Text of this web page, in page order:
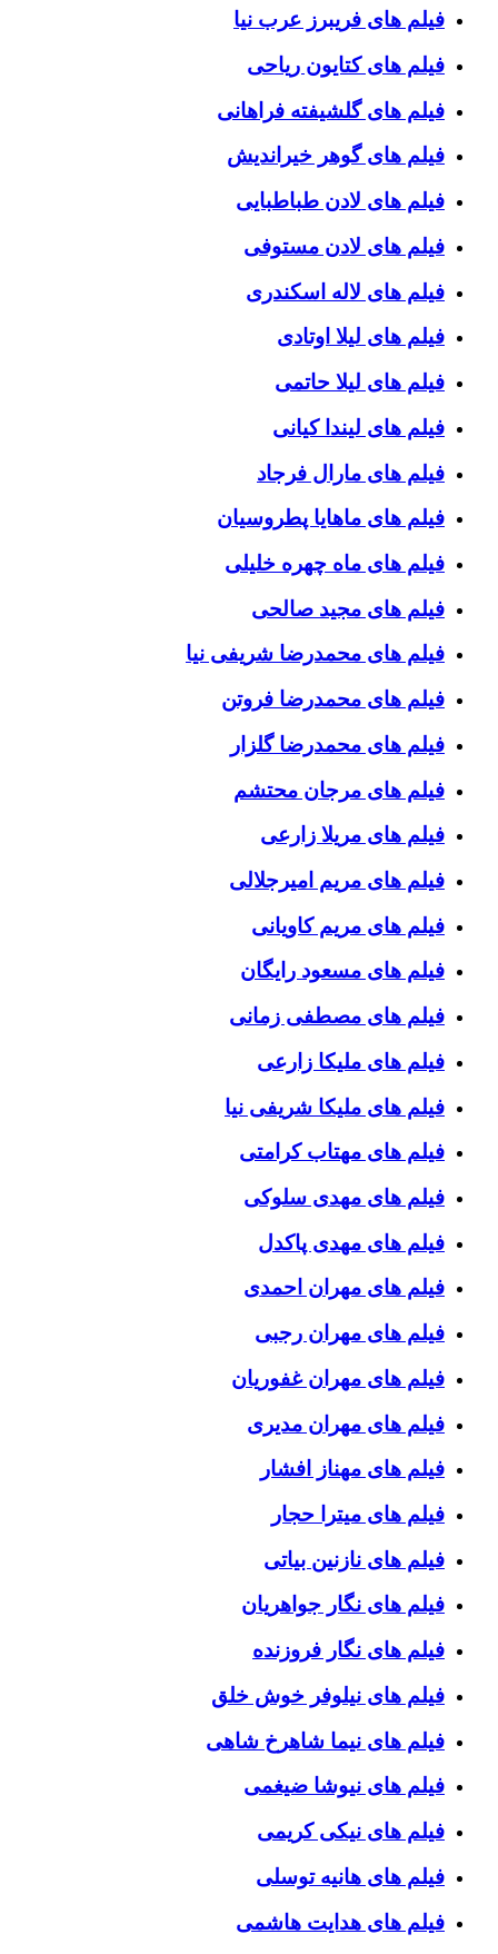
فیلم های فریبرز عرب نیا
فیلم های کتایون ریاحی
فیلم های گلشیفته فراهانی
فیلم های گوهر خیراندیش
فیلم های لادن طباطبایی
فیلم های لادن مستوفی
فیلم های لاله اسکندری
فیلم های لیلا اوتادی
فیلم های لیلا حاتمی
فیلم های لیندا کیانی
فیلم های مارال فرجاد
فیلم های ماهایا پطروسیان
فیلم های ماه چهره خلیلی
فیلم های مجید صالحی
فیلم های محمدرضا شریفی نیا
فیلم های محمدرضا فروتن
فیلم های محمدرضا گلزار
فیلم های مرجان محتشم
فیلم های مریلا زارعی
فیلم های مریم امیرجلالی
فیلم های مریم کاویانی
فیلم های مسعود رایگان
فیلم های مصطفی زمانی
فیلم های ملیکا زارعی
فیلم های ملیکا شریفی نیا
فیلم های مهتاب کرامتی
فیلم های مهدی سلوکی
فیلم های مهدی پاکدل
فیلم های مهران احمدی
فیلم های مهران رجبی
فیلم های مهران غفوریان
فیلم های مهران مدیری
فیلم های مهناز افشار
فیلم های میترا حجار
فیلم های نازنین بیاتی
فیلم های نگار جواهریان
فیلم های نگار فروزنده
فیلم های نیلوفر خوش خلق
فیلم های نیما شاهرخ شاهی
فیلم های نیوشا ضیغمی
فیلم های نیکی کریمی
فیلم های هانیه توسلی
فیلم های هدایت هاشمی